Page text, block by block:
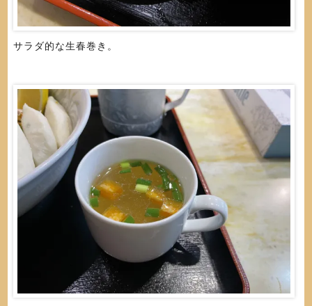
サラダ的な生春巻き。